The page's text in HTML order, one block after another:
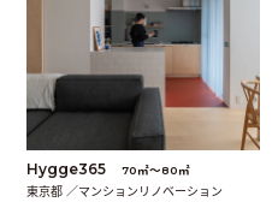
Hygge365 70㎡〜80㎡
東京都 ／マンションリノベーション